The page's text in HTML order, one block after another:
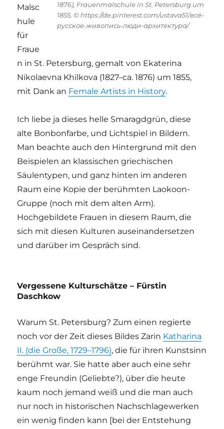
1876), Frauenmalschule in St. Petersburg um
1855. © https://de.pinterest.com/ustava51/всё-
русское-живопись-люди-архитектура/
Malsc
hule
für
Fraue
n in St. Petersburg, gemalt von Ekaterina
Nikolaevna Khilkova (1827–ca. 1876) um 1855,
mit Dank an Female Artists in History.
Ich liebe ja dieses helle Smaragdgrün, diese
alte Bonbonfarbe, und Lichtspiel in Bildern.
Man beachte auch den Hintergrund mit den
Beispielen an klassischen griechischen
Säulentypen, und ganz hinten im anderen
Raum eine Kopie der berühmten Laokoon-
Gruppe (noch mit dem alten Arm).
Hochgebildete Frauen in diesem Raum, die
sich mit diesen Kulturen auseinandersetzen
und darüber im Gespräch sind.
Vergessene Kulturschätze – Fürstin
Daschkow
Warum St. Petersburg? Zum einen regierte
noch vor der Zeit dieses Bildes Zarin Katharina
II. (die Große, 1729–1796), die für ihren Kunstsinn
berühmt war. Sie hatte aber auch eine sehr
enge Freundin (Geliebte?), über die heute
kaum noch jemand weiß und die man auch
nur noch in historischen Nachschlagewerken
ein wenig finden kann [bei der Entstehung